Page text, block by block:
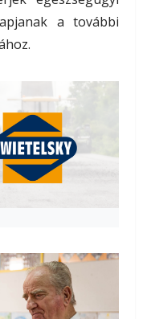
a további